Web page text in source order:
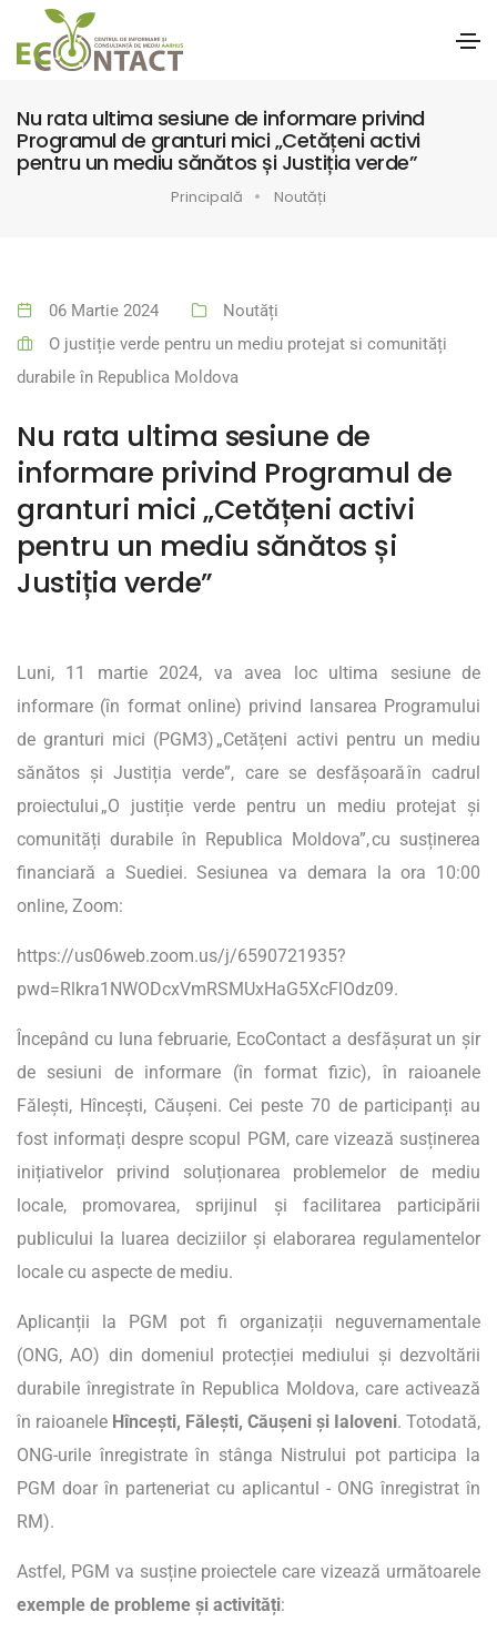
Nu rata ultima sesiune de informare privind
Programul de granturi mici „Cetățeni activi
pentru un mediu sănătos și Justiția verde”
Principală Noutăți
06 Martie 2024
Noutăți
O justiție verde pentru un mediu protejat si comunități
durabile în Republica Moldova
Nu rata ultima sesiune de
informare privind Programul de
granturi mici „Cetățeni activi
pentru un mediu sănătos și
Justiția verde”
Luni, 11 martie 2024, va avea loc ultima sesiune de
informare (în format online) privind lansarea Programului
de granturi mici (PGM3) „Cetățeni activi pentru un mediu
sănătos și Justiția verde”, care se desfășoară în cadrul
proiectului „O justiție verde pentru un mediu protejat și
comunități durabile în Republica Moldova”, cu susținerea
financiară a Suediei. Sesiunea va demara la ora 10:00
online, Zoom:
https://us06web.zoom.us/j/6590721935?
pwd=Rlkra1NWODcxVmRSMUxHaG5XcFlOdz09.
Începând cu luna februarie, EcoContact a desfășurat un șir
de sesiuni de informare (în format fizic), în raioanele
Fălești, Hîncești, Căușeni. Cei peste 70 de participanți au
fost informați despre scopul PGM, care vizează susținerea
inițiativelor privind soluționarea problemelor de mediu
locale, promovarea, sprijinul și facilitarea participării
publicului la luarea deciziilor și elaborarea regulamentelor
locale cu aspecte de mediu.
Aplicanții la PGM pot fi organizații neguvernamentale
(ONG, AO) din domeniul protecției mediului și dezvoltării
durabile înregistrate în Republica Moldova, care activează
în raioanele Hîncești, Fălești, Căușeni și Ialoveni. Totodată,
ONG-urile înregistrate în stânga Nistrului pot participa la
PGM doar în parteneriat cu aplicantul - ONG înregistrat în
RM).
Astfel, PGM va susține proiectele care vizează următoarele
exemple de probleme și activități: